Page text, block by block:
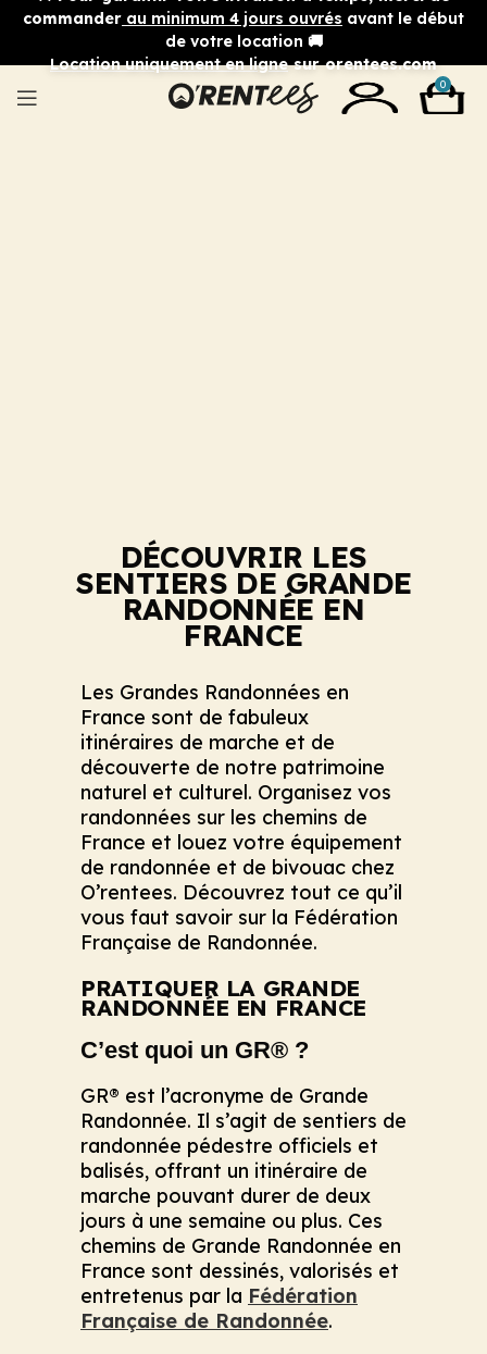
commander au minimum 4 jours ouvrés avant le début
de votre location 🚚
Location uniquement en lignesur orentees.com
0
DÉCOUVRIR LES
SENTIERS DE GRANDE
RANDONNÉE EN
FRANCE
Les Grandes Randonnées en
France sont de fabuleux
itinéraires de marche et de
découverte de notre patrimoine
naturel et culturel. Organisez vos
randonnées sur les chemins de
France et louez votre équipement
de randonnée et de bivouac chez
O’rentees. Découvrez tout ce qu’il
vous faut savoir sur la Fédération
Française de Randonnée.
PRATIQUER LA GRANDE
RANDONNÉE EN FRANCE
C’est quoi un GR® ?
GR® est l’acronyme de Grande
Randonnée. Il s’agit de sentiers de
randonnée pédestre officiels et
balisés, offrant un itinéraire de
marche pouvant durer de deux
jours à une semaine ou plus. Ces
chemins de Grande Randonnée en
France sont dessinés, valorisés et
entretenus par la Fédération
Française de Randonnée.